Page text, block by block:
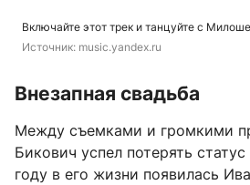
Включайте этот трек и танцуйте с
Источник: music.yandex.ru
Внезапная свадьба
Между съемками и громкими
Бикович успел потерять
году в его жизни появилась